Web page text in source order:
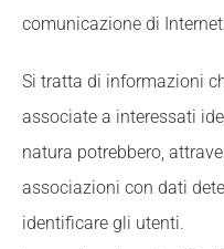
comunicazione di
Si tratta di informazioni
associate a interessati
natura potrebbero,
associazioni con dati
identificare gli utenti.